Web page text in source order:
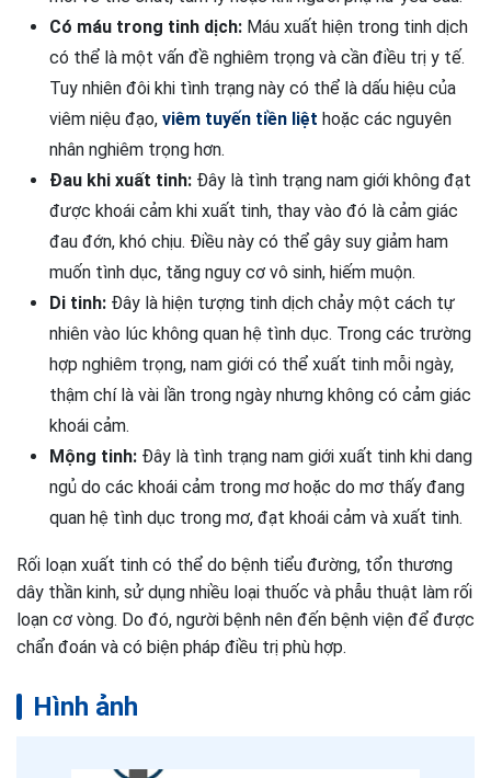
Có máu trong tinh dịch: Máu xuất hiện trong tinh dịch
có thể là một vấn đề nghiêm trọng và cần điều trị y tế.
Tuy nhiên đôi khi tình trạng này có thể là dấu hiệu của
viêm niệu đạo, viêm tuyến tiền liệt hoặc các nguyên
nhân nghiêm trọng hơn.
Đau khi xuất tinh: Đây là tình trạng nam giới không đạt
được khoái cảm khi xuất tinh, thay vào đó là cảm giác
đau đớn, khó chịu. Điều này có thể gây suy giảm ham
muốn tình dục, tăng nguy cơ vô sinh, hiếm muộn.
Di tinh: Đây là hiện tượng tinh dịch chảy một cách tự
nhiên vào lúc không quan hệ tình dục. Trong các trường
hợp nghiêm trọng, nam giới có thể xuất tinh mỗi ngày,
thậm chí là vài lần trong ngày nhưng không có cảm giác
khoái cảm.
Mộng tinh: Đây là tình trạng nam giới xuất tinh khi dang
ngủ do các khoái cảm trong mơ hoặc do mơ thấy đang
quan hệ tình dục trong mơ, đạt khoái cảm và xuất tinh.
Rối loạn xuất tinh có thể do bệnh tiểu đường, tổn thương
dây thần kinh, sử dụng nhiều loại thuốc và phẫu thuật làm rối
loạn cơ vòng. Do đó, người bệnh nên đến bệnh viện để được
chẩn đoán và có biện pháp điều trị phù hợp.
Hình ảnh